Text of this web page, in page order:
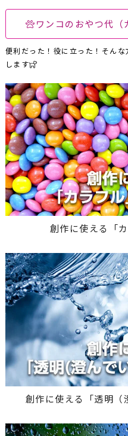
ワンコのおやつ代（
便利だった！役に立った！そん
します
創作に使える「
創作に使える「透明（